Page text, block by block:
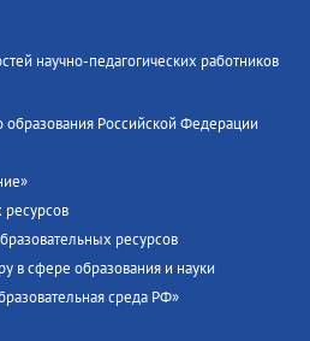
научно-педагогических работников
Российской Федерации
ресурсов
в сфере образования и науки
среда РФ»